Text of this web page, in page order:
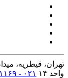
واحد ۱۴
۰۲۱ - ۲۸۱۱۱۱۶۹